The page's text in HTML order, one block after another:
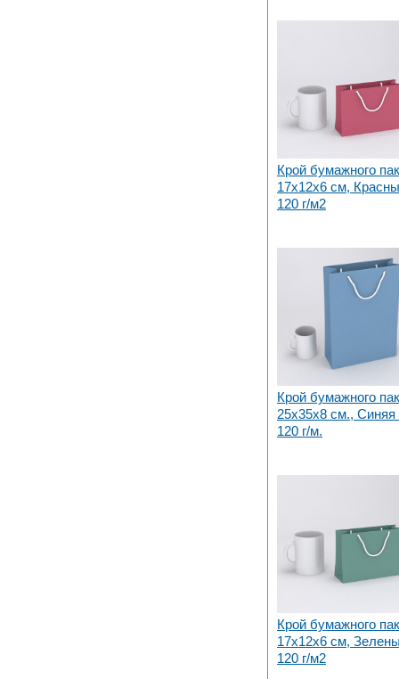
Крой бумажного
17х12x6 см,
120 г/м2
Крой бумажного
25х35x8 см., Синяя
120 г/м.
Крой бумажного
17х12x6 см,
120 г/м2